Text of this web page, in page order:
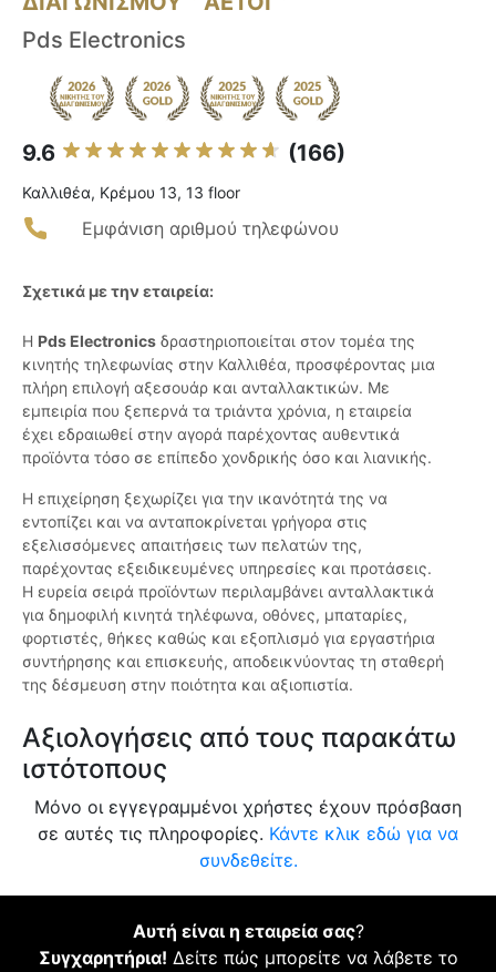
Pds Electronics
9.6 (166)
Καλλιθέα, Κρέμου 13, 13 floor
Εμφάνιση αριθμού τηλεφώνου
Σχετικά με την εταιρεία:
Η Pds Electronics δραστηριοποιείται στον τομέα της
κινητής τηλεφωνίας στην Καλλιθέα, προσφέροντας μια
πλήρη επιλογή αξεσουάρ και ανταλλακτικών. Με
εμπειρία που ξεπερνά τα τριάντα χρόνια, η εταιρεία
έχει εδραιωθεί στην αγορά παρέχοντας αυθεντικά
προϊόντα τόσο σε επίπεδο χονδρικής όσο και λιανικής.
Η επιχείρηση ξεχωρίζει για την ικανότητά της να
εντοπίζει και να ανταποκρίνεται γρήγορα στις
εξελισσόμενες απαιτήσεις των πελατών της,
παρέχοντας εξειδικευμένες υπηρεσίες και προτάσεις.
Η ευρεία σειρά προϊόντων περιλαμβάνει ανταλλακτικά
για δημοφιλή κινητά τηλέφωνα, οθόνες, μπαταρίες,
φορτιστές, θήκες καθώς και εξοπλισμό για εργαστήρια
συντήρησης και επισκευής, αποδεικνύοντας τη σταθερή
της δέσμευση στην ποιότητα και αξιοπιστία.
Αξιολογήσεις από τους παρακάτω
ιστότοπους
Μόνο οι εγγεγραμμένοι χρήστες έχουν πρόσβαση
σε αυτές τις πληροφορίες. Κάντε κλικ εδώ για να
συνδεθείτε.
Αυτή είναι η εταιρεία σας?
Συγχαρητήρια! Δείτε πώς μπορείτε να λάβετε το